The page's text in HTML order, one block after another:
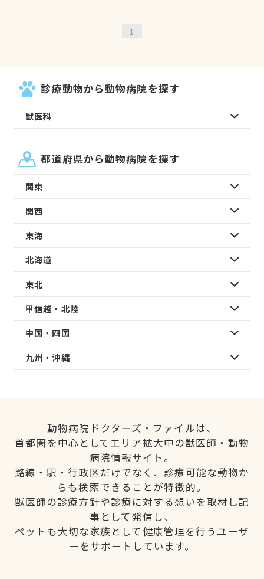
1
診療動物から動物病院を探す
獣医科
都道府県から動物病院を探す
関東
関西
東海
北海道
東北
甲信越・北陸
中国・四国
九州・沖縄
動物病院ドクターズ・ファイルは、
首都圏を中心としてエリア拡大中の獣医師・動物
病院情報サイト。
路線・駅・行政区だけでなく、診療可能な動物か
らも検索できることが特徴的。
獣医師の診療方針や診療に対する想いを取材し記
事として発信し、
ペットも大切な家族として健康管理を行うユーザ
ーをサポートしています。